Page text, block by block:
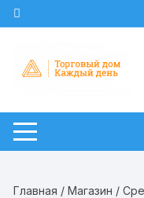
Перейти
к
Главная /Магазин /